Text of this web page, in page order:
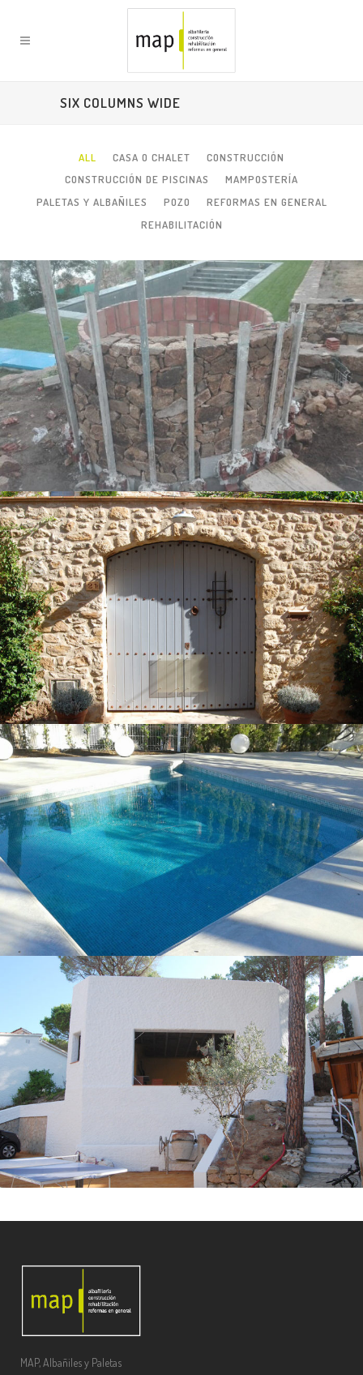
SIX COLUMNS WIDE
ALL CASA O CHALET
CONSTRUCCIÓN
CONSTRUCCIÓN DE PISCINAS
MAMPOSTERÍA
PALETAS Y ALBAÑILES
POZO
REFORMAS EN GENERAL
REHABILITACIÓN
MAP, Albañiles y Paletas